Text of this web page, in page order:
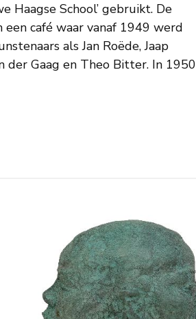
Haagse School’ gebruikt. De
een café waar vanaf 1949 werd
als Jan Roëde, Jaap
der Gaag en Theo Bitter. In 1950